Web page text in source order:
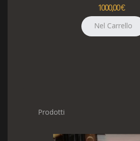
1000,00 €
Prodotti